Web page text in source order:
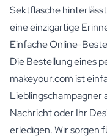
Sektflasche
eine einzigartige
Einfache Online-
Die Bestellung eines
makeyour.com ist
Lieblingschampagner
Nachricht oder Ihr
erledigen. Wir sorgen